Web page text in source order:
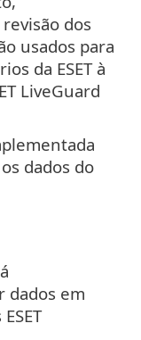
dos
usados para
da ESET à
LiveGuard
dados do
dados em